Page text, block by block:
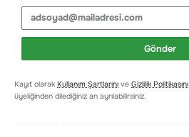
Gönder
Kayıt olarak Kullanım Şartlarını ve Gizlilik Politikasını
üyeliğinden dilediğiniz an ayrılabilirsiniz.